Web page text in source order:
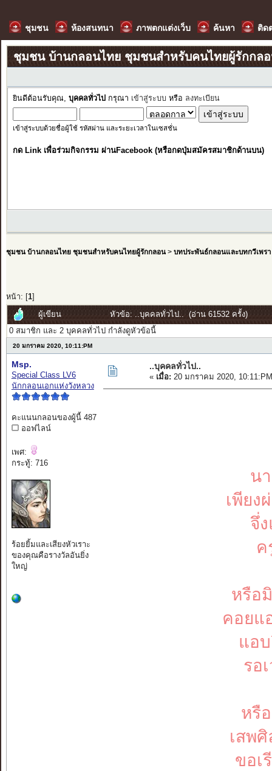
ชุมชน ห้องสนทนา ภาพตกแต่งเว็บ ค้นหา ติด
ชุมชน บ้านกลอนไทย ชุมชนสำหรับคนไทยผู้รักกล
ยินดีต้อนรับคุณ, บุคคลทั่วไป กรุณา เข้าสู่ระบบ หรือ ลงทะเบียน
เข้าสู่ระบบด้วยชื่อผู้ใช้ รหัสผ่าน และระยะเวลาในเซสชั่น
กด Link เพื่อร่วมกิจกรรม ผ่านFacebook (หรือกดปุ่มสมัครสมาชิกด้านบน)
ชุมชน บ้านกลอนไทย ชุมชนสำหรับคนไทยผู้รักกลอน> บทประพันธ์กลอนและบทกวีเพรา
หน้า: [ 1]
ผู้เขียน
หัวข้อ: ..บุคคลทั่วไป.. (อ่าน 61532 ครั้ง)
0 สมาชิก และ 2 บุคคลทั่วไป กำลังดูหัวข้อนี้
20 มกราคม 2020, 10:11:PM
Msp.
Special Class LV6
นักกลอนเอกแห่งวังหลวง
คะแนนกลอนของผู้นี้ 487
ออฟไลน์
เพศ:
กระทู้: 716
ร้อยยิ้มและเสียงหัวเราะ
ของคุณคือรางวัลอันยิ่ง
ใหญ่
..บุคคลทั่วไป..
« เมื่อ: 20 มกราคม 2020,
น
เพียง
จึ่
ค
หรือ
คอยแ
แอ
รอ
หรื
เสพ
ขอเ